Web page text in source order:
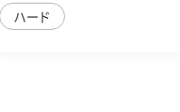
ハード